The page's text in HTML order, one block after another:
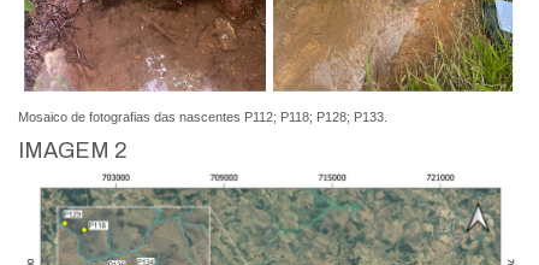
Mosaico de fotografias das nascentes P112; P118; P128; P133.
IMAGEM 2